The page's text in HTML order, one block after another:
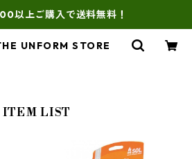
以上ご購入で送料無料！
UNFORM STORE
ITEM LIST